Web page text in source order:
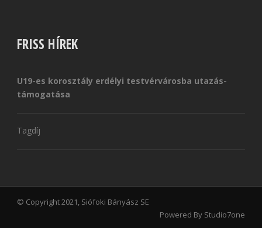
FRISS HÍREK
U19-es korosztály erdélyi testvérvárosba utazás-
támogatása
Tagdíj
© Copyright 2021, Siófoki Bányász SE
Powered By Studio7one